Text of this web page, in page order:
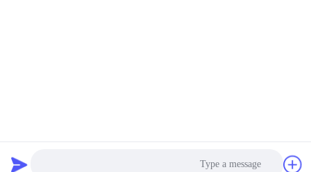
Ltd. . كل الحقوق محفوظة.